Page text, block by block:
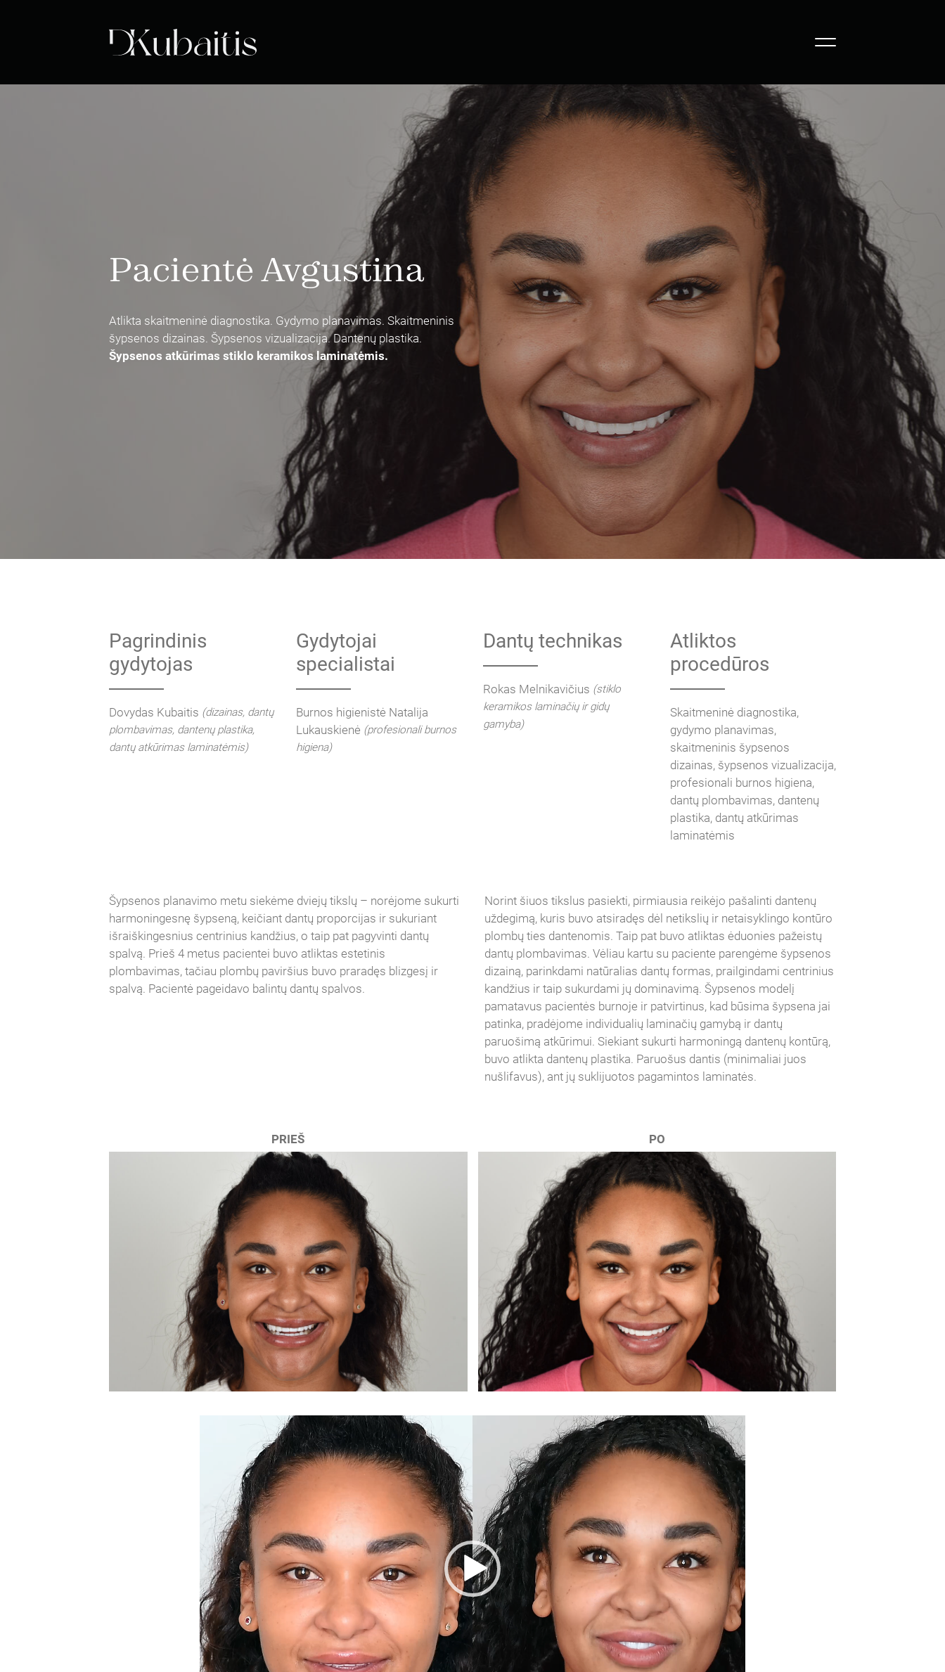
Pacientė Avgustina
Atlikta skaitmeninė diagnostika. Gydymo planavimas. Skaitmeninis
šypsenos dizainas. Šypsenos vizualizacija. Dantenų plastika.
Šypsenos atkūrimas stiklo keramikos laminatėmis.
Pagrindinis
gydytojas
Dovydas Kubaitis (dizainas, dantų
plombavimas, dantenų plastika,
dantų atkūrimas laminatėmis)
Gydytojai
specialistai
Burnos higienistė Natalija
Lukauskienė (profesionali burnos
higiena)
Dantų technikas
Rokas Melnikavičius (stiklo
keramikos laminačių ir gidų
gamyba)
Atliktos
procedūros
Skaitmeninė diagnostika,
gydymo planavimas,
skaitmeninis šypsenos
dizainas, šypsenos vizualizacija,
profesionali burnos higiena,
dantų plombavimas, dantenų
plastika, dantų atkūrimas
laminatėmis
Šypsenos planavimo metu siekėme dviejų tikslų – norėjome sukurti
harmoningesnę šypseną, keičiant dantų proporcijas ir sukuriant
išraiškingesnius centrinius kandžius, o taip pat pagyvinti dantų
spalvą. Prieš 4 metus pacientei buvo atliktas estetinis
plombavimas, tačiau plombų paviršius buvo praradęs blizgesį ir
spalvą. Pacientė pageidavo balintų dantų spalvos.
Norint šiuos tikslus pasiekti, pirmiausia reikėjo pašalinti dantenų
uždegimą, kuris buvo atsiradęs dėl netikslių ir netaisyklingo kontūro
plombų ties dantenomis. Taip pat buvo atliktas ėduonies pažeistų
dantų plombavimas. Vėliau kartu su paciente parengėme šypsenos
dizainą, parinkdami natūralias dantų formas, prailgindami centrinius
kandžius ir taip sukurdami jų dominavimą. Šypsenos modelį
pamatavus pacientės burnoje ir patvirtinus, kad būsima šypsena jai
patinka, pradėjome individualių laminačių gamybą ir dantų
paruošimą atkūrimui. Siekiant sukurti harmoningą dantenų kontūrą,
buvo atlikta dantenų plastika. Paruošus dantis (minimaliai juos
nušlifavus), ant jų suklijuotos pagamintos laminatės.
PRIEŠ PO